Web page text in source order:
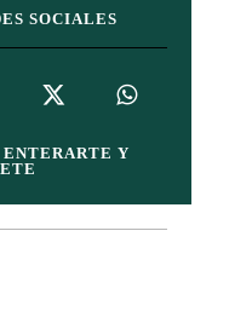
SOCIALES
Y